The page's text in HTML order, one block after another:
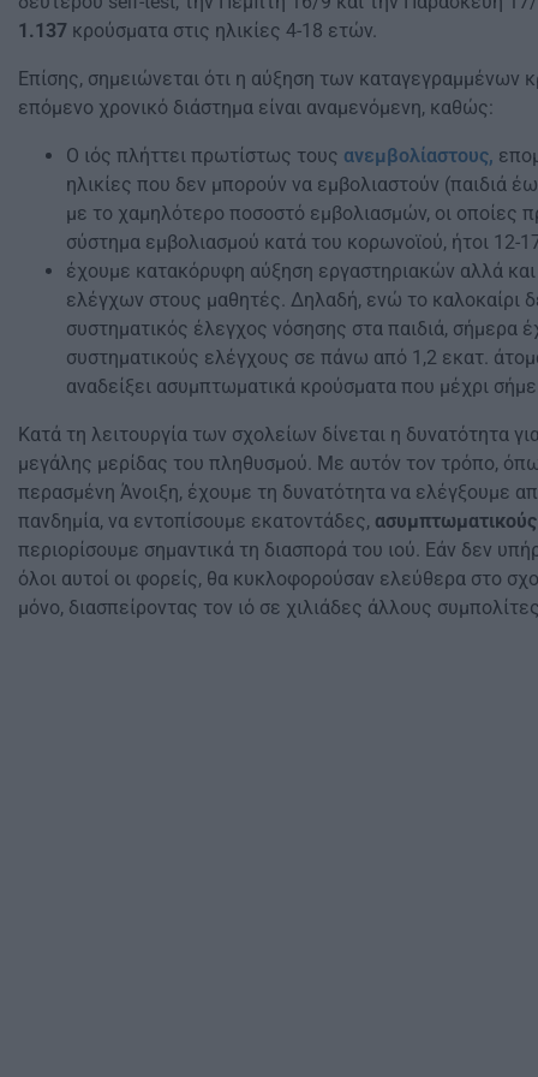
1.137 κρούσματα στις ηλικίες 4-18 ετών.
Επίσης, σημειώνεται ότι η αύξηση των καταγεγραμμένων
επόμενο χρονικό διάστημα είναι αναμενόμενη, καθώς:
Ο ιός πλήττει πρωτίστως τους ανεμβολίαστους,
ηλικίες που δεν μπορούν να εμβολιαστούν (παιδιά
με το χαμηλότερο ποσοστό εμβολιασμών, οι οποίες
σύστημα εμβολιασμού κατά του κορωνοϊού, ήτοι 12-
έχουμε κατακόρυφη αύξηση εργαστηριακών αλλά
ελέγχων στους μαθητές. Δηλαδή, ενώ το καλοκαίρι
συστηματικός έλεγχος νόσησης στα παιδιά, σήμερα
συστηματικούς ελέγχους σε πάνω από 1,2 εκατ.
αναδείξει ασυμπτωματικά κρούσματα που μέχρι
Κατά τη λειτουργία των σχολείων δίνεται η δυνατότητα
μεγάλης μερίδας του πληθυσμού. Με αυτόν τον τρόπο,
περασμένη Άνοιξη, έχουμε τη δυνατότητα να ελέγξουμε
πανδημία, να εντοπίσουμε εκατοντάδες, ασυμπτωματικούς
περιορίσουμε σημαντικά τη διασπορά του ιού. Εάν δεν
όλοι αυτοί οι φορείς, θα κυκλοφορούσαν ελεύθερα στο
μόνο, διασπείροντας τον ιό σε χιλιάδες άλλους